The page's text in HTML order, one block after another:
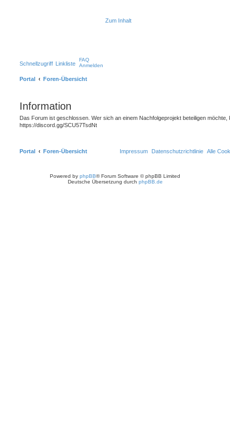
Zum Inhalt
Schnellzugriff Linkliste
FAQ
Anmelden
Portal Foren-Übersicht
Information
Das Forum ist geschlossen. Wer sich an einem Nachfolgeprojekt beteiligen
https://discord.gg/SCU57TsdNt
Portal Foren-Übersicht Alle
Datenschutzrichtlinie
Impressum
Powered by phpBB® Forum Software © phpBB Limited
Deutsche Übersetzung durch phpBB.de